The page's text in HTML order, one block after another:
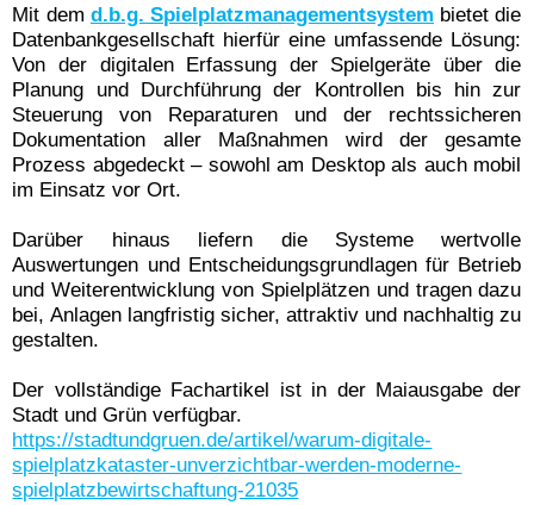
Mit dem d.b.g. Spielplatzmanagementsystem bietet die
Datenbankgesellschaft hierfür eine umfassende Lösung:
Von der digitalen Erfassung der Spielgeräte über die
Planung und Durchführung der Kontrollen bis hin zur
Steuerung von Reparaturen und der rechtssicheren
Dokumentation aller Maßnahmen wird der gesamte
Prozess abgedeckt – sowohl am Desktop als auch mobil
im Einsatz vor Ort.
Darüber hinaus liefern die Systeme wertvolle
Auswertungen und Entscheidungsgrundlagen für Betrieb
und Weiterentwicklung von Spielplätzen und tragen dazu
bei, Anlagen langfristig sicher, attraktiv und nachhaltig zu
gestalten.
Der vollständige Fachartikel ist in der Maiausgabe der
Stadt und Grün verfügbar.
https://stadtundgruen.de/artikel/warum-digitale-
spielplatzkataster-unverzichtbar-werden-moderne-
spielplatzbewirtschaftung-21035